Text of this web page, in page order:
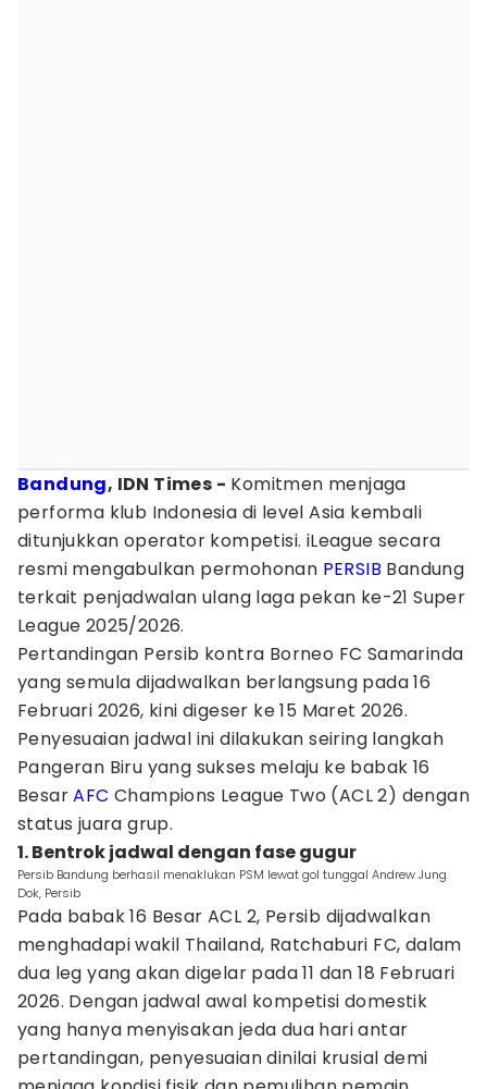
Bandung, IDN Times - Komitmen menjaga
performa klub Indonesia di level Asia kembali
ditunjukkan operator kompetisi. iLeague secara
resmi mengabulkan permohonan PERSIB Bandung
terkait penjadwalan ulang laga pekan ke-21 Super
League 2025/2026.
Pertandingan Persib kontra Borneo FC Samarinda
yang semula dijadwalkan berlangsung pada 16
Februari 2026, kini digeser ke 15 Maret 2026.
Penyesuaian jadwal ini dilakukan seiring langkah
Pangeran Biru yang sukses melaju ke babak 16
BesarAFC Champions League Two (ACL 2) dengan
status juara grup.
1. Bentrok jadwal dengan fase gugur
Persib Bandung berhasil menaklukan PSM lewat gol tunggal Andrew Jung.
Dok, Persib
Pada babak 16 Besar ACL 2, Persib dijadwalkan
menghadapi wakil Thailand, Ratchaburi FC, dalam
dua leg yang akan digelar pada 11 dan 18 Februari
2026. Dengan jadwal awal kompetisi domestik
yang hanya menyisakan jeda dua hari antar
pertandingan, penyesuaian dinilai krusial demi